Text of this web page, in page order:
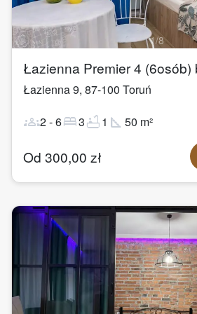
1/8
Łazienna Premier 4 (6osób)
Łazienna 9, 87-100 Toruń
groups2-6bed3bathtub1 square_foot 50 m²
Od 300,00 zł